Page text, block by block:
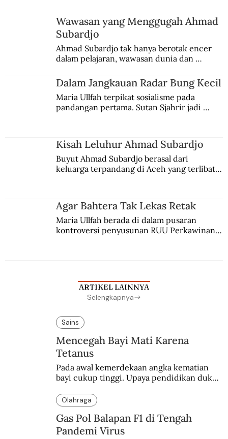
Wawasan yang Menggugah Ahmad
Subardjo
Ahmad Subardjo tak hanya berotak encer
dalam pelajaran, wawasan dunia dan
Jules Verne, Multatuli, hingga Sun Yat-sen.
Dalam Jangkauan Radar Bung Kecil
Maria Ullfah terpikat sosialisme pada
pandangan pertama. Sutan Sjahrir jadi
Kisah Leluhur Ahmad Subardjo
Buyut Ahmad Subardjo berasal dari
keluarga terpandang di Aceh yang terlibat
Agar Bahtera Tak Lekas Retak
Maria Ullfah berada di dalam pusaran
kontroversi penyusunan RUU Perkawinan.
ARTIKEL LAINNYA
Selengkapnya
Sains
Mencegah Bayi Mati Karena
Tetanus
Pada awal kemerdekaan angka kematian
bayi cukup tinggi. Upaya pendidikan dukun
Olahraga
Gas Pol Balapan F1 di Tengah
Pandemi Virus